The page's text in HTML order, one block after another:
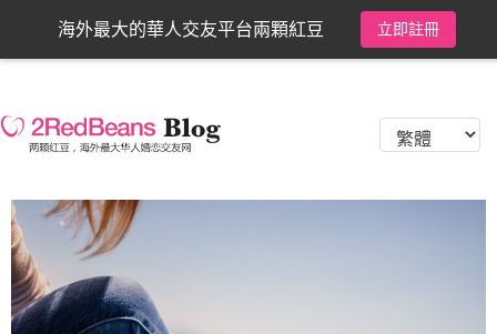
海外最大的華人交友平台兩顆紅豆 立即註冊